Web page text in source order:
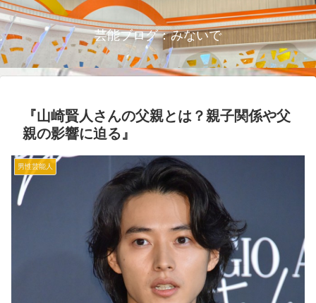
芸能ブログ：みないで
『山崎賢人さんの父親とは？親子関係や父
親の影響に迫る』
男性芸能人